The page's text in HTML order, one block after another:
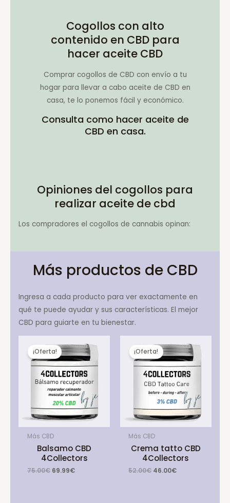
Cogollos con alto
contenido en CBD para
hacer aceite CBD
Comprar cogollos de CBD con envío a tu
hogar para llevar a cabo aceite de CBD en
casa, te lo ponemos fácil y económico.
Consulta como hacer aceite de
CBD en casa.
Opiniones del cogollos para
realizar aceite de cbd
Los compradores el cogollos de cannabis opinan:
Más productos de CBD
Ingresa a cada producto para ver exactamente en
qué te puede ayudar y sus características. El mejor
CBD para guiarte en tu bienestar.
¡Oferta!
Más CBD
Balsamo CBD
4Collectors
75.00€ Original
69.99€Current
¡Oferta!
Más CBD
Crema tatto CBD
4Collectors
52.00€ Original
46.00€Current